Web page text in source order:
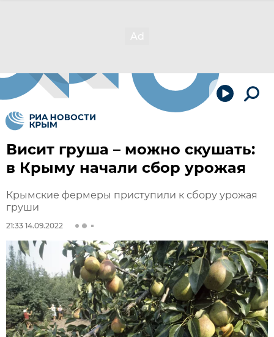
Висит груша – можно скушать:
в Крыму начали сбор урожая
Крымские фермеры приступили к сбору урожая
груши
21:33 14.09.2022